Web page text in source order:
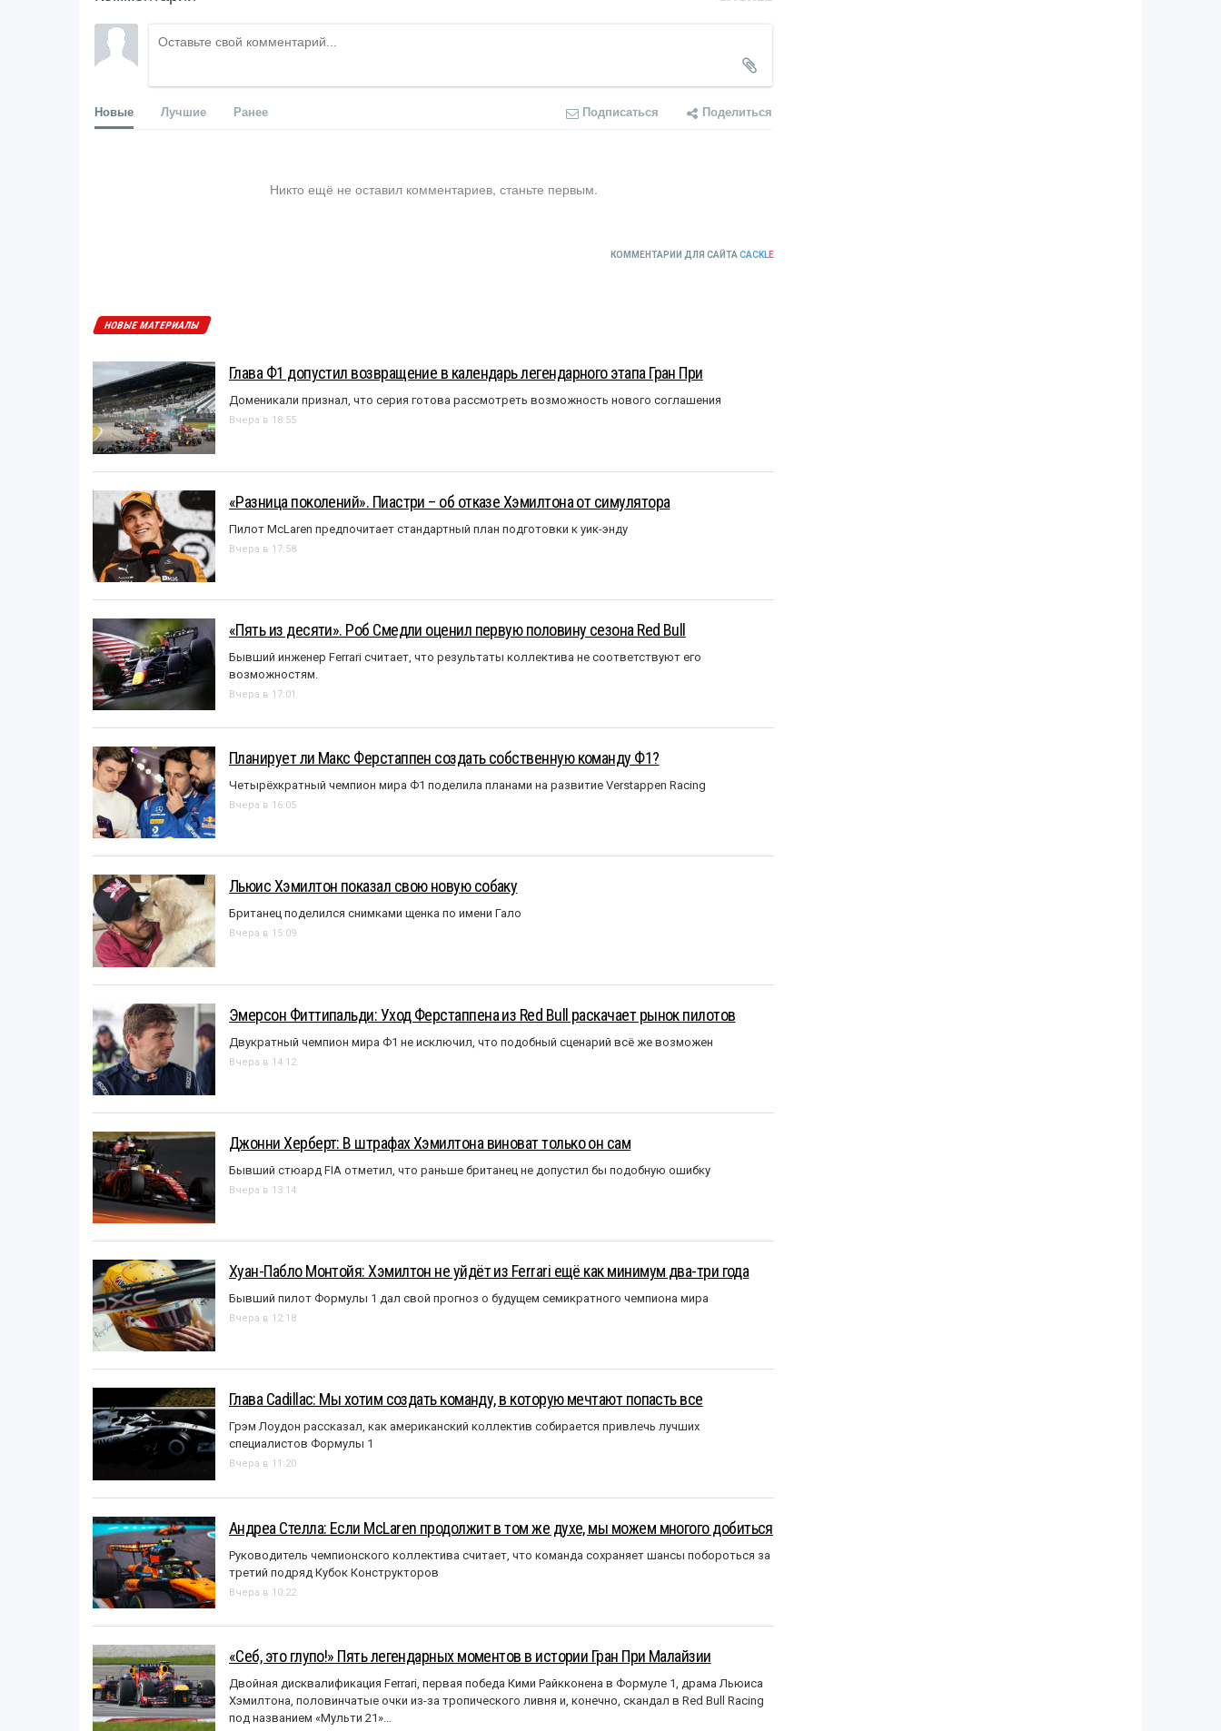
Новые Лучшие Ранее Подписаться Поделиться
Никто ещё не оставил комментариев, станьте первым.
КОММЕНТАРИИ ДЛЯ САЙТАCACKLE
НОВЫЕ МАТЕРИАЛЫ
Глава Ф1 допустил возвращение в календарь легендарного этапа Гран При
Доменикали признал, что серия готова рассмотреть возможность нового соглашения
Вчера в 18:55
«Разница поколений». Пиастри – об отказе Хэмилтона от симулятора
Пилот McLaren предпочитает стандартный план подготовки к уик-энду
Вчера в 17:58
«Пять из десяти». Роб Смедли оценил первую половину сезона Red Bull
Бывший инженер Ferrari считает, что результаты коллектива не соответствуют его
возможностям.
Вчера в 17:01
Планирует ли Макс Ферстаппен создать собственную команду Ф1?
Четырёхкратный чемпион мира Ф1 поделила планами на развитие Verstappen Racing
Вчера в 16:05
Льюис Хэмилтон показал свою новую собаку
Британец поделился снимками щенка по имени Гало
Вчера в 15:09
Эмерсон Фиттипальди: Уход Ферстаппена из Red Bull раскачает рынок пилотов
Двукратный чемпион мира Ф1 не исключил, что подобный сценарий всё же возможен
Вчера в 14:12
Джонни Херберт: В штрафах Хэмилтона виноват только он сам
Бывший стюард FIA отметил, что раньше британец не допустил бы подобную ошибку
Вчера в 13:14
Хуан-Пабло Монтойя: Хэмилтон не уйдёт из Ferrari ещё как минимум два-три года
Бывший пилот Формулы 1 дал свой прогноз о будущем семикратного чемпиона мира
Вчера в 12:18
Глава Cadillac: Мы хотим создать команду, в которую мечтают попасть все
Грэм Лоудон рассказал, как американский коллектив собирается привлечь лучших
специалистов Формулы 1
Вчера в 11:20
Андреа Стелла: Если McLaren продолжит в том же духе, мы можем многого добиться
Руководитель чемпионского коллектива считает, что команда сохраняет шансы побороться за
третий подряд Кубок Конструкторов
Вчера в 10:22
«Себ, это глупо!» Пять легендарных моментов в истории Гран При Малайзии
Двойная дисквалификация Ferrari, первая победа Кими Райкконена в Формуле 1, драма Льюиса
Хэмилтона, половинчатые очки из-за тропического ливня и, конечно, скандал в Red Bull Racing
под названием «Mульти 21»…